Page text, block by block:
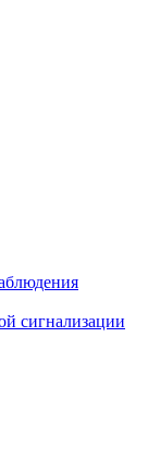
сигнализации